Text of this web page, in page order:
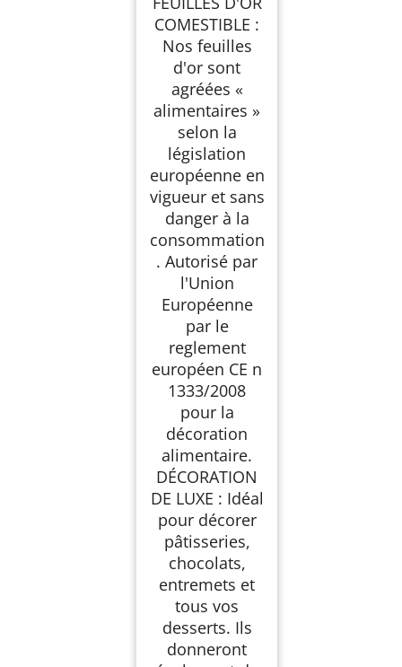
COMESTIBLE :
Nos feuilles
d'or sont
agréées «
alimentaires »
selon la
législation
européenne en
vigueur et sans
danger à la
consommation
. Autorisé par
l'Union
Européenne
par le
reglement
européen CE n
1333/2008
pour la
décoration
alimentaire.
DÉCORATION
DE LUXE : Idéal
pour décorer
pâtisseries,
chocolats,
entremets et
tous vos
desserts. Ils
donneront